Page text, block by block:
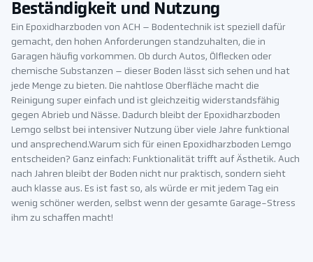
Beständigkeit und Nutzung
Ein Epoxidharzboden von ACH – Bodentechnik ist speziell dafür
gemacht, den hohen Anforderungen standzuhalten, die in
Garagen häufig vorkommen. Ob durch Autos, Ölflecken oder
chemische Substanzen – dieser Boden lässt sich sehen und hat
jede Menge zu bieten. Die nahtlose Oberfläche macht die
Reinigung super einfach und ist gleichzeitig widerstandsfähig
gegen Abrieb und Nässe. Dadurch bleibt der Epoxidharzboden
Lemgo selbst bei intensiver Nutzung über viele Jahre funktional
und ansprechend.Warum sich für einen Epoxidharzboden Lemgo
entscheiden? Ganz einfach: Funktionalität trifft auf Ästhetik. Auch
nach Jahren bleibt der Boden nicht nur praktisch, sondern sieht
auch klasse aus. Es ist fast so, als würde er mit jedem Tag ein
wenig schöner werden, selbst wenn der gesamte Garage-Stress
ihm zu schaffen macht!